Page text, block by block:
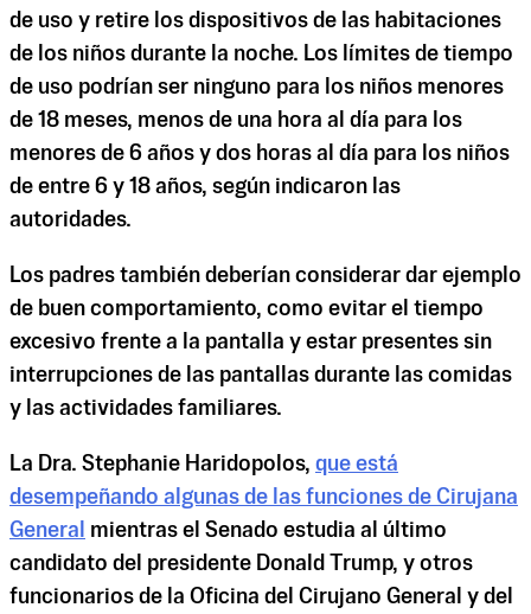
de uso y retire los dispositivos de las habitaciones
de los niños durante la noche. Los límites de tiempo
de uso podrían ser ninguno para los niños menores
de 18 meses, menos de una hora al día para los
menores de 6 años y dos horas al día para los niños
de entre 6 y 18 años, según indicaron las
autoridades.
Los padres también deberían considerar dar ejemplo
de buen comportamiento, como evitar el tiempo
excesivo frente a la pantalla y estar presentes sin
interrupciones de las pantallas durante las comidas
y las actividades familiares.
La Dra. Stephanie Haridopolos, que está
desempeñando algunas de las funciones de Cirujana
General
mientras el Senado estudia al último
candidato del presidente Donald Trump, y otros
funcionarios de la Oficina del Cirujano General y del